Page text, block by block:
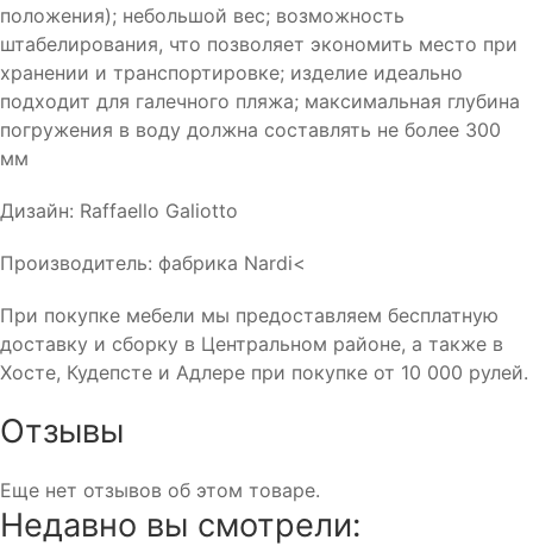
положения); небольшой вес; возможность
штабелирования, что позволяет экономить место при
хранении и транспортировке; изделие идеально
подходит для галечного пляжа; максимальная глубина
погружения в воду должна составлять не более 300
мм
Дизайн: Raffaello Galiotto
Производитель: фабрика Nardi<
При покупке мебели мы предоставляем бесплатную
доставку и сборку в Центральном районе, а также в
Хосте, Кудепсте и Адлере при покупке от 10 000 рулей.
Отзывы
Еще нет отзывов об этом товаре.
Недавно вы смотрели: